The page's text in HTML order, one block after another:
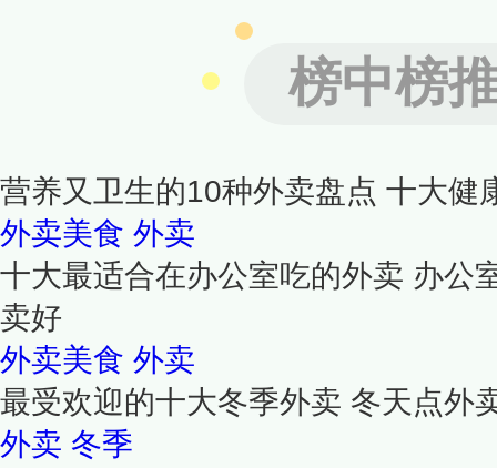
榜中榜
营养又卫生的10种外卖盘点 十大健
外卖美食 外卖
十大最适合在办公室吃的外卖 办公
卖好
外卖美食 外卖
最受欢迎的十大冬季外卖 冬天点外
外卖 冬季